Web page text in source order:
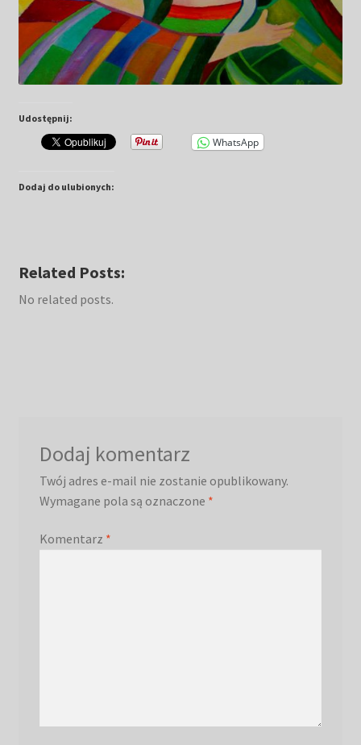
Udostępnij:
WhatsApp
Dodaj do ulubionych:
Related Posts:
No related posts.
Dodaj komentarz
Twój adres e-mail nie zostanie opublikowany.
Wymagane pola są oznaczone *
Komentarz *